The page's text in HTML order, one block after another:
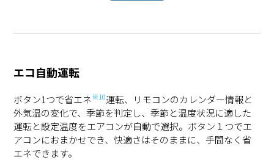
エコ自動運転
ボタン1つで省エネ※10運転、リモコンのカレンダー情報と
外気温の変化で、季節を判定し、季節と温度状況に適した
運転と設定温度をエアコンが自動で選択。ボタン１つでエ
アコンにおまかせでき、快適さはそのままに、手間なく省
エネできます。